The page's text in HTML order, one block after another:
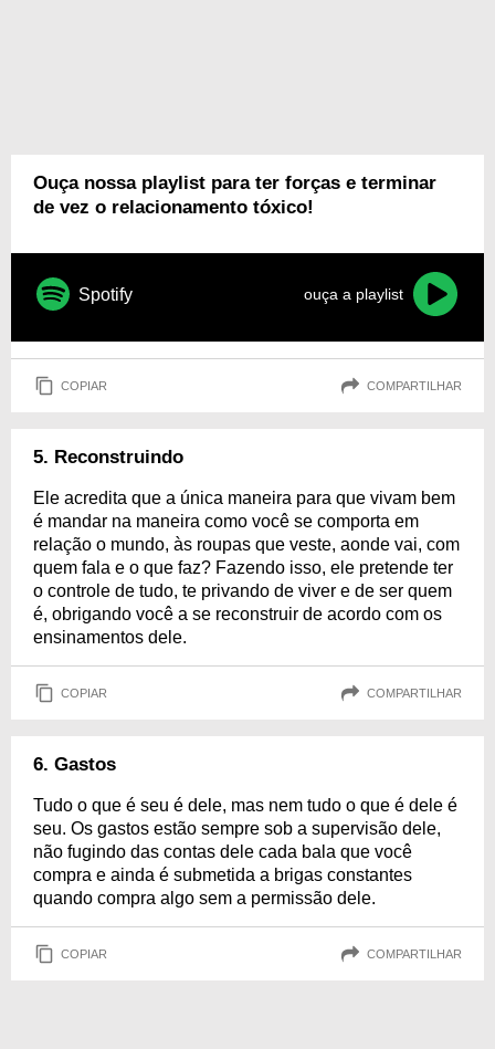
Ouça nossa playlist para ter forças e terminar
de vez o relacionamento tóxico!
Spotify ouça a playlist
COPIAR COMPARTILHAR
5. Reconstruindo
Ele acredita que a única maneira para que vivam bem
é mandar na maneira como você se comporta em
relação o mundo, às roupas que veste, aonde vai, com
quem fala e o que faz? Fazendo isso, ele pretende ter
o controle de tudo, te privando de viver e de ser quem
é, obrigando você a se reconstruir de acordo com os
ensinamentos dele.
COPIAR COMPARTILHAR
6. Gastos
Tudo o que é seu é dele, mas nem tudo o que é dele é
seu. Os gastos estão sempre sob a supervisão dele,
não fugindo das contas dele cada bala que você
compra e ainda é submetida a brigas constantes
quando compra algo sem a permissão dele.
COPIAR COMPARTILHAR